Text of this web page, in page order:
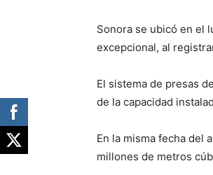
Sonora se ubicó en el
excepcional, al
El sistema de presas
de la capacidad
En la misma fecha del
millones de metros